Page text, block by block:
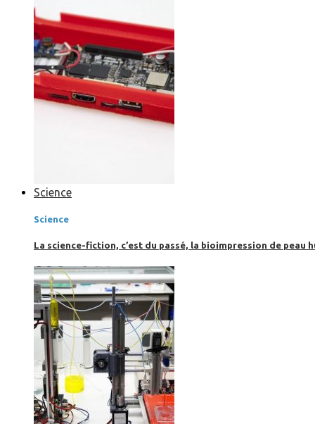
Science
Science
La science-fiction, c’est du passé, la bioimpression de peau